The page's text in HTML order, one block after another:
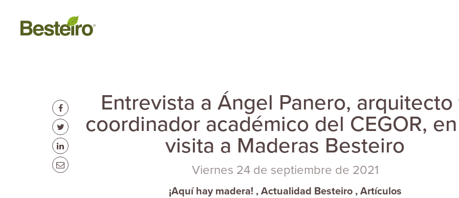
Entrevista a Ángel Panero, arquitecto
coordinador académico del CEGOR,
visita a Maderas Besteiro
Viernes 24 de septiembre de 2021
¡Aquí hay madera! , Actualidad Besteiro, Artículos